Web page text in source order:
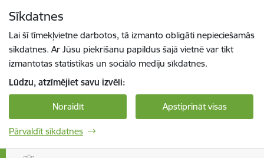
Sīkdatnes
Lai šī tīmekļvietne darbotos, tā izmanto obligāti nepieciešamās
sīkdatnes. Ar Jūsu piekrišanu papildus šajā vietnē var tikt
izmantotas statistikas un sociālo mediju sīkdatnes.
Lūdzu, atzīmējiet savu izvēli:
Noraidīt Apstiprināt visas
Pārvaldīt sīkdatnes